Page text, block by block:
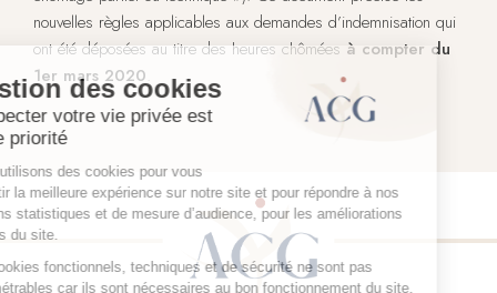
nouvelles règles applicables aux demandes d’indemnisation qui
ont été déposées au titre des heures chômées à compter du
1er mars 2020